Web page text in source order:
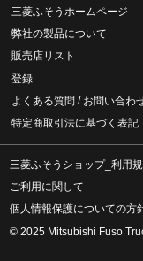
三菱ふそうホームページ
弊社の製品について
販売店リスト
登録
よくある質問 / お問い合わ
特定商取引法に基づく表記
三菱ふそうショップ_利用
ご利用に関して
個人情報保護についての方
© 2025 Mitsubishi Fuso